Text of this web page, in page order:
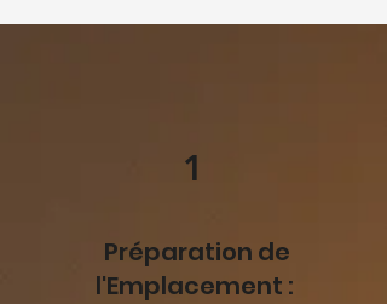
1
Préparation de
l'Emplacement :